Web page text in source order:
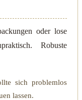
oder lose
Robuste
sich problemlos
lassen.